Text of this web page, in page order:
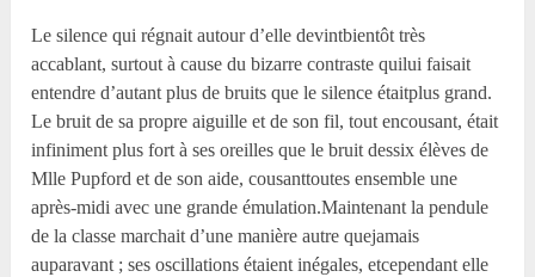
Le silence qui régnait autour d’elle devintbientôt très
accablant, surtout à cause du bizarre contraste quilui faisait
entendre d’autant plus de bruits que le silence étaitplus grand.
Le bruit de sa propre aiguille et de son fil, tout encousant, était
infiniment plus fort à ses oreilles que le bruit dessix élèves de
Mlle Pupford et de son aide, cousanttoutes ensemble une
après-midi avec une grande émulation.Maintenant la pendule
de la classe marchait d’une manière autre quejamais
auparavant ; ses oscillations étaient inégales, etcependant elle